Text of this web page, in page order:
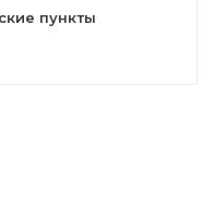
пункты